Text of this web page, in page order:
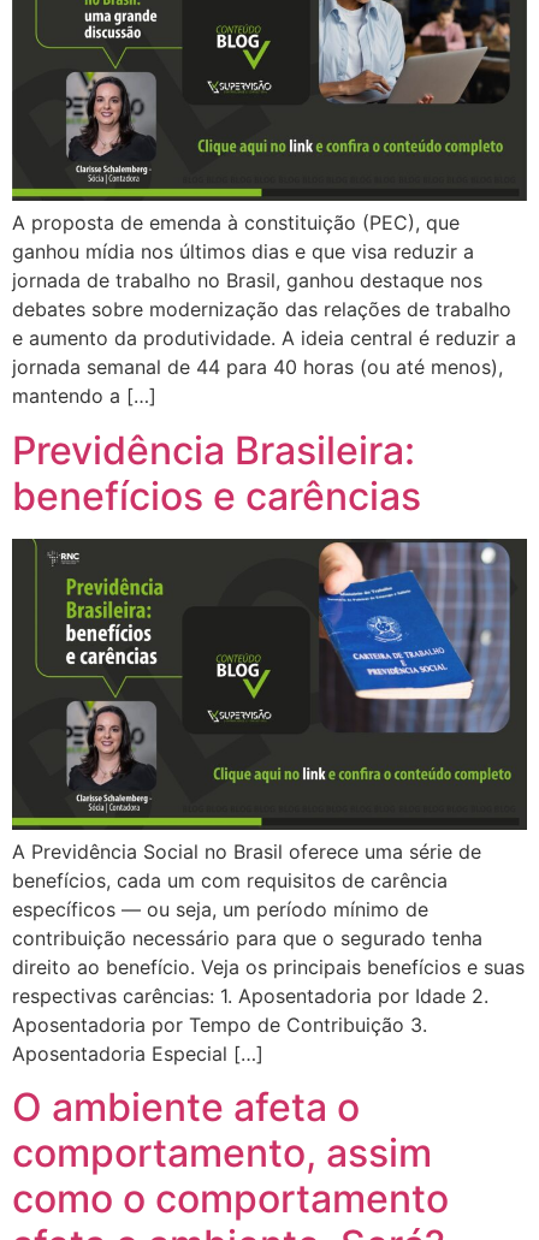
A proposta de emenda à constituição (PEC), que
ganhou mídia nos últimos dias e que visa reduzir a
jornada de trabalho no Brasil, ganhou destaque nos
debates sobre modernização das relações de trabalho
e aumento da produtividade. A ideia central é reduzir a
jornada semanal de 44 para 40 horas (ou até menos),
mantendo a […]
Previdência Brasileira:
benefícios e carências
A Previdência Social no Brasil oferece uma série de
benefícios, cada um com requisitos de carência
específicos — ou seja, um período mínimo de
contribuição necessário para que o segurado tenha
direito ao benefício. Veja os principais benefícios e suas
respectivas carências: 1. Aposentadoria por Idade 2.
Aposentadoria por Tempo de Contribuição 3.
Aposentadoria Especial […]
O ambiente afeta o
comportamento, assim
como o comportamento